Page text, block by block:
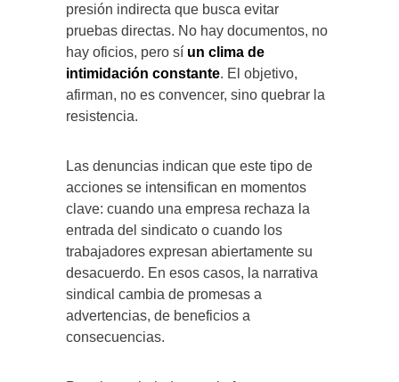
presión indirecta que busca evitar
pruebas directas. No hay documentos, no
hay oficios, pero sí un clima de
intimidación constante. El objetivo,
afirman, no es convencer, sino quebrar la
resistencia.
Las denuncias indican que este tipo de
acciones se intensifican en momentos
clave: cuando una empresa rechaza la
entrada del sindicato o cuando los
trabajadores expresan abiertamente su
desacuerdo. En esos casos, la narrativa
sindical cambia de promesas a
advertencias, de beneficios a
consecuencias.